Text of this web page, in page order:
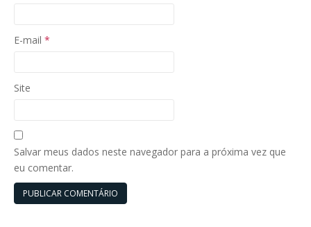
E-mail *
Site
Salvar meus dados neste navegador para a próxima vez que
eu comentar.